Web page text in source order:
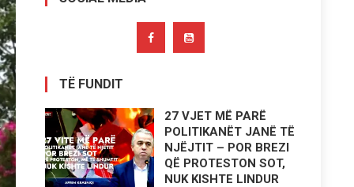
TË FUNDIT
27 VJET MË PARË
POLITIKANËT JANË TË
NJËJTIT – POR BREZI
QË PROTESTON SOT,
NUK KISHTE LINDUR